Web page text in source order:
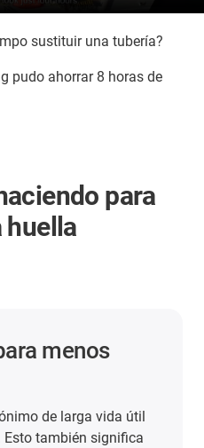
sustituir una tubería?
pudo ahorrar 8 horas de
para
huella
menos
de larga vida útil
Esto también significa